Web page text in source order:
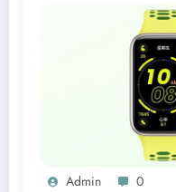
Admin 0